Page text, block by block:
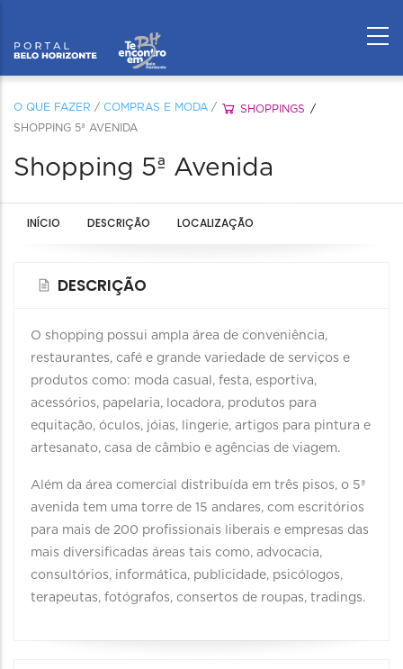
O QUE FAZER / COMPRAS E MODA /
SHOPPINGS
SHOPPING 5ª AVENIDA
Shopping 5ª Avenida
INÍCIO DESCRIÇÃO LOCALIZAÇÃO
DESCRIÇÃO
O shopping possui ampla área de conveniência,
restaurantes, café e grande variedade de serviços e
produtos como: moda casual, festa, esportiva,
acessórios, papelaria, locadora, produtos para
equitação, óculos, jóias, lingerie, artigos para pintura e
artesanato, casa de câmbio e agências de viagem.
Além da área comercial distribuída em três pisos, o 5ª
avenida tem uma torre de 15 andares, com escritórios
para mais de 200 profissionais liberais e empresas das
mais diversificadas áreas tais como, advocacia,
consultórios, informática, publicidade, psicólogos,
terapeutas, fotógrafos, consertos de roupas, tradings.